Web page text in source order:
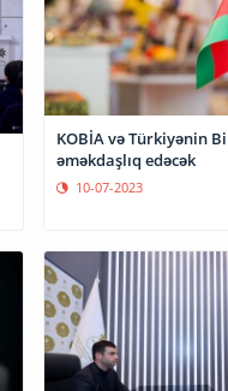
KOBİA və Türkiyənin
əməkdaşlıq edəcək
10-07-2023